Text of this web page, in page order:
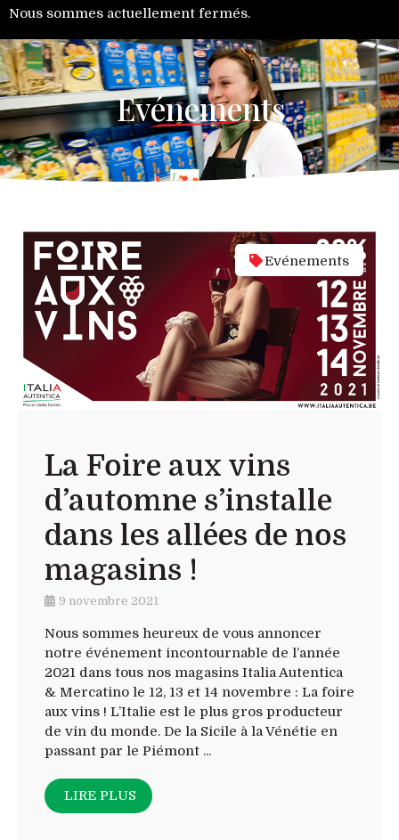
Nous sommes actuellement fermés.
Evénements
Evénements
La Foire aux vins
d’automne s’installe
dans les allées de nos
magasins !
9 novembre 2021
Nous sommes heureux de vous annoncer
notre événement incontournable de l’année
2021 dans tous nos magasins Italia Autentica
& Mercatino le 12, 13 et 14 novembre : La foire
aux vins ! L’Italie est le plus gros producteur
de vin du monde. De la Sicile à la Vénétie en
passant par le Piémont ...
LIRE PLUS